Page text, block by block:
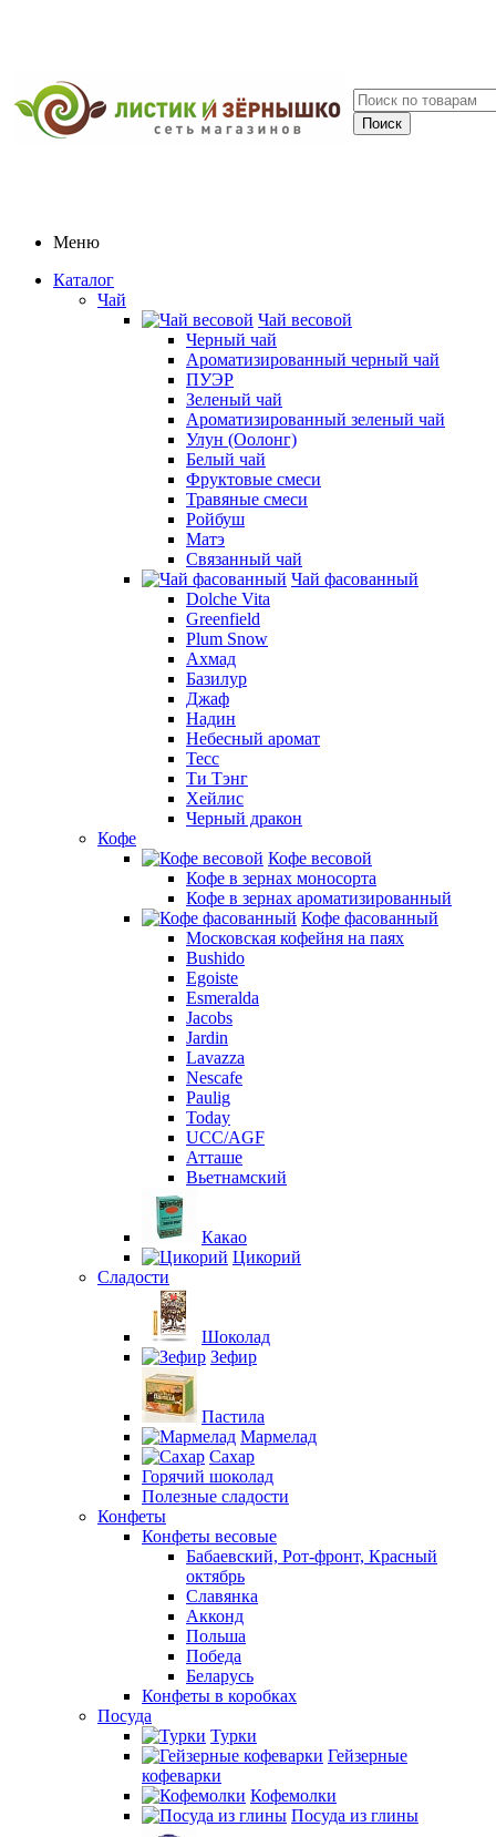
Меню
Каталог
Чай
Чай весовой
Черный чай
Ароматизированный черный чай
ПУЭР
Зеленый чай
Ароматизированный зеленый чай
Улун (Оолонг)
Белый чай
Фруктовые смеси
Травяные смеси
Ройбуш
Матэ
Связанный чай
Чай фасованный
Dolche Vita
Greenfield
Plum Snow
Ахмад
Базилур
Джаф
Надин
Небесный аромат
Тесс
Ти Тэнг
Хейлис
Черный дракон
Кофе
Кофе весовой
Кофе в зернах моносорта
Кофе в зернах ароматизированный
Кофе фасованный
Московская кофейня на паях
Bushido
Egoiste
Esmeralda
Jacobs
Jardin
Lavazza
Nescafe
Paulig
Today
UCC/AGF
Атташе
Вьетнамский
Какао
Цикорий
Сладости
Шоколад
Зефир
Пастила
Мармелад
Сахар
Горячий шоколад
Полезные сладости
Конфеты
Конфеты весовые
Бабаевский, Рот-фронт, Красный
октябрь
Славянка
Акконд
Польша
Победа
Беларусь
Конфеты в коробках
Посуда
Турки
Гейзерные
кофеварки
Кофемолки
Посуда из глины